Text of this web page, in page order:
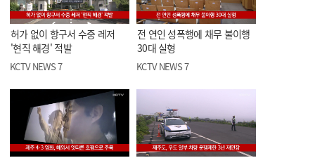
허가 없이 항구서 수중 레저
'현직 해경' 적발
KCTV NEWS 7
전 연인 성폭행에 채무 불이행
30대 실형
KCTV NEWS 7